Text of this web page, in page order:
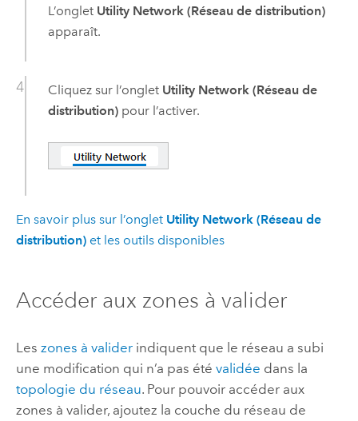
L’onglet Utility Network (Réseau de distribution)
apparaît.
Cliquez sur l’onglet Utility Network (Réseau de
distribution)pour l’activer.
En savoir plus sur l’onglet Utility Network (Réseau de
distribution)et les outils disponibles
Accéder aux zones à valider
Les zones à validerindiquent que le réseau a subi
une modification qui n’a pas été validée dans la
topologie du réseau. Pour pouvoir accéder aux
zones à valider, ajoutez la couche du réseau de